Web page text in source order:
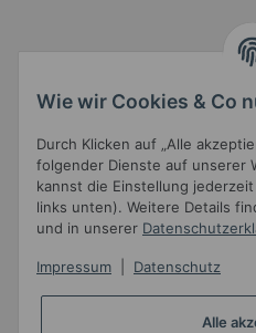
Gesetzliche Informationen
Wie wir Cookies & Co
Durch Klicken auf „Alle
folgender Dienste auf unserer
kannst die Einstellung
links unten). Weitere Details
und in unserer
Impressum Datenschutz
Alle